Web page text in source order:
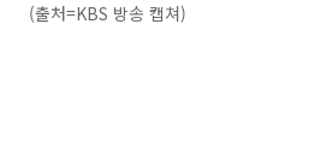
(출처=KBS 방송 캡쳐)